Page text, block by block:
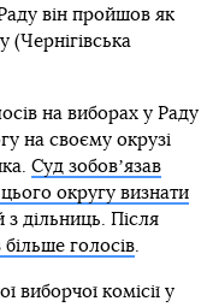
він пройшов як
(Чернігівська
на виборах у Раду
на своєму окрузі
Суд зобовʼязав
округу визнати
з дільниць. Після
голосів.
виборчої комісії у